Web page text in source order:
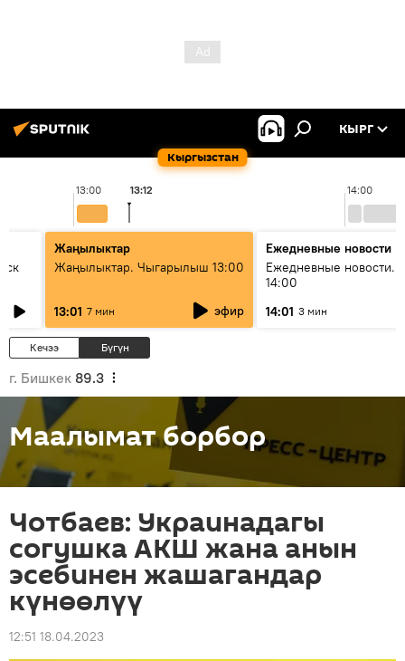
Кыргызстан
КЫРГ
13:00 14:00
13:12
Жаңылыктар
Жаңылыктар. Чыгарылыш 13:00
13:01 7 мин эфир
Ежедневные новости
Ежедневные новости.
14:00
14:01 3 мин
Кечээ Бүгүн
г. Бишкек 89.3
Маалымат борбор
Чотбаев: Украинадагы
согушка АКШ жана анын
эсебинен жашагандар
күнөөлүү
12:51 18.04.2023